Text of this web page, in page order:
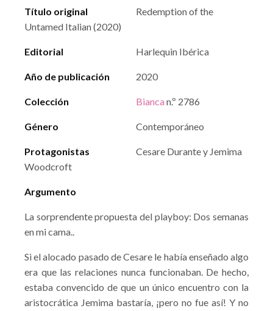
Título original
Redemption of the
Untamed Italian (2020)
Editorial Harlequin Ibérica
Año de publicación 2020
Colección Bianca n.º 2786
Género Contemporáneo
Protagonistas
Cesare Durante y Jemima
Woodcroft
Argumento
La sorprendente propuesta del playboy: Dos semanas
en mi cama..
Si el alocado pasado de Cesare le había enseñado algo
era que las relaciones nunca funcionaban. De hecho,
estaba convencido de que un único encuentro con la
aristocrática Jemima bastaría, ¡pero no fue así! Y no